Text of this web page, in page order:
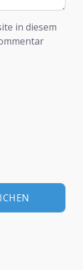
in diesem